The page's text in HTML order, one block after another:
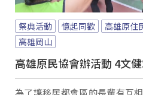
祭典活動 憶起同歡
高雄原住
高雄岡山
高雄原民協會辦活動 4文
為了讓移居都會區的長輩有互